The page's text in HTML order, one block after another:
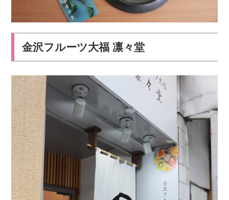
金沢フルーツ大福 凛々堂